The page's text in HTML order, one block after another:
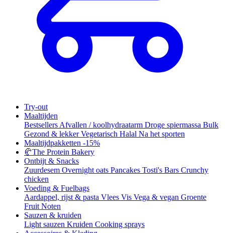
Try-out
Maaltijden
Bestsellers Afvallen / koolhydraatarm Droge spiermassa Bulk
Gezond & lekkerVegetarisch Halal Na het sporten
Maaltijdpakketten -15%
🥐The Protein Bakery
Ontbijt & Snacks
Zuurdesem Overnight oats Pancakes Tosti's Bars Crunchy
chicken
Voeding & Fuelbags
Aardappel, rijst & pasta Vlees Vis Vega & vegan Groente
Fruit Noten
Sauzen & kruiden
Light sauzen Kruiden Cooking sprays